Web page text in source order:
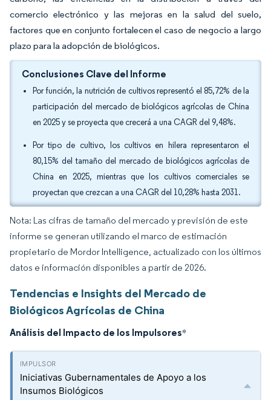
comercio electrónico y las mejoras en la salud del suelo,
factores que en conjunto fortalecen el caso de negocio a largo
plazo para la adopción de biológicos.
Conclusiones Clave del Informe
Por función, la nutrición de cultivos representó el 85,72% de la
participación del mercado de biológicos agrícolas de China
en 2025 y se proyecta que crecerá a una CAGR del 9,48%.
Por tipo de cultivo, los cultivos en hilera representaron el
80,15% del tamaño del mercado de biológicos agrícolas de
China en 2025, mientras que los cultivos comerciales se
proyectan que crezcan a una CAGR del 10,28% hasta 2031.
Nota: Las cifras de tamaño del mercado y previsión de este
informe se generan utilizando el marco de estimación
propietario de Mordor Intelligence, actualizado con los últimos
datos e información disponibles a partir de 2026.
Tendencias e Insights del Mercado de
Biológicos Agrícolas de China
Análisis del Impacto de los Impulsores*
Iniciativas Gubernamentales de Apoyo a los
Insumos Biológicos